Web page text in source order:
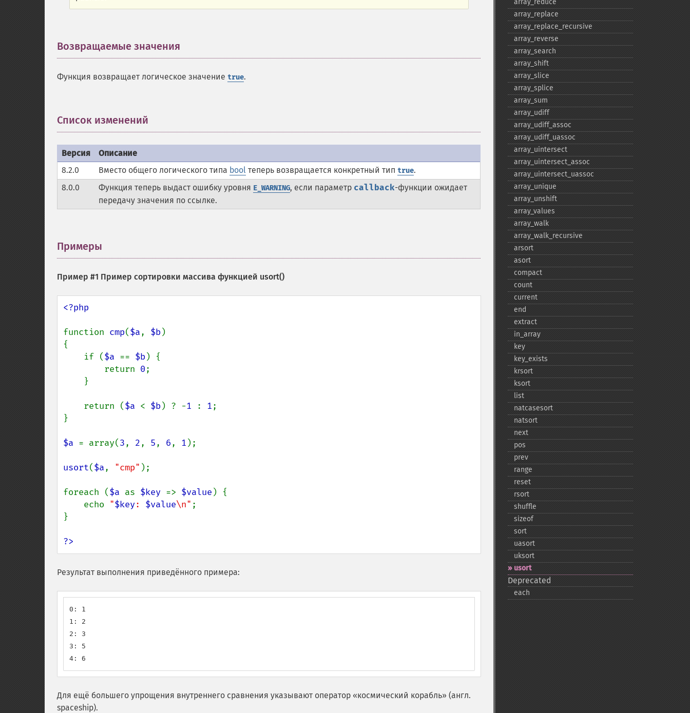
Возвращаемые значения
Функция возвращает логическое значение true.
Список изменений
Версия
Описание
8.2.0
Вместо общего логического типа bool теперь возвращается конкретный тип true.
8.0.0
Функция теперь выдаст ошибку уровня E_WARNING, если параметр callback-функции ожидает
передачу значения по ссылке.
Примеры
Пример #1 Пример сортировки массива функцией usort()
<?php
function cmp($a, $b)
{
    if (
$a == $b) {
        return
0;
    return (
$a < $b) ? -1 : 1;
}
$a = array(3, 2, 5, 6, 1 );
usort($a, "cmp" );
foreach ($a as $key => $value ) {
    echo
"$key: $value\n" ;
}
?>
Результат выполнения приведённого примера:
0: 1
1: 2
2: 3
3: 5
4: 6
Для ещё большего упрощения внутреннего сравнения указывают оператор «космический корабль» (англ.
spaceship).
array_​reduce
array_​replace
array_​replace_​recursive
array_​reverse
array_​search
array_​shift
array_​slice
array_​splice
array_​sum
array_​udiff
array_​udiff_​assoc
array_​udiff_​uassoc
array_​uintersect
array_​uintersect_​assoc
array_​uintersect_​uassoc
array_​unique
array_​unshift
array_​values
array_​walk
array_​walk_​recursive
arsort
asort
compact
count
current
end
extract
in_​array
key
key_​exists
krsort
ksort
list
natcasesort
natsort
next
pos
prev
range
reset
rsort
shuffle
sizeof
sort
uasort
uksort
usort
Deprecated
each